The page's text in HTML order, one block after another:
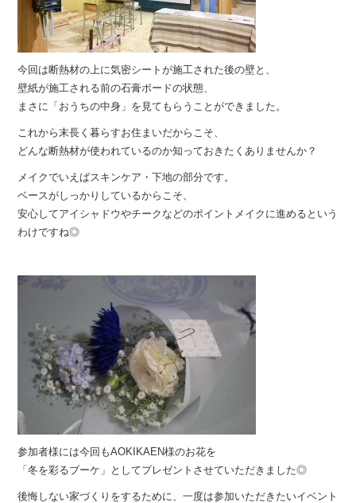
今回は断熱材の上に気密シートが施工された後の壁と、
壁紙が施工される前の石膏ボードの状態、
まさに「おうちの中身」を見てもらうことができました。
これから末長く暮らすお住まいだからこそ、
どんな断熱材が使われているのか知っておきたくありませんか？
メイクでいえばスキンケア・下地の部分です。
ベースがしっかりしているからこそ、
安心してアイシャドウやチークなどのポイントメイクに進めるという
わけですね◎
参加者様には今回もAOKIKAEN様のお花を
「冬を彩るブーケ」としてプレゼントさせていただきました◎
後悔しない家づくりをするために、一度は参加いただきたいイベント